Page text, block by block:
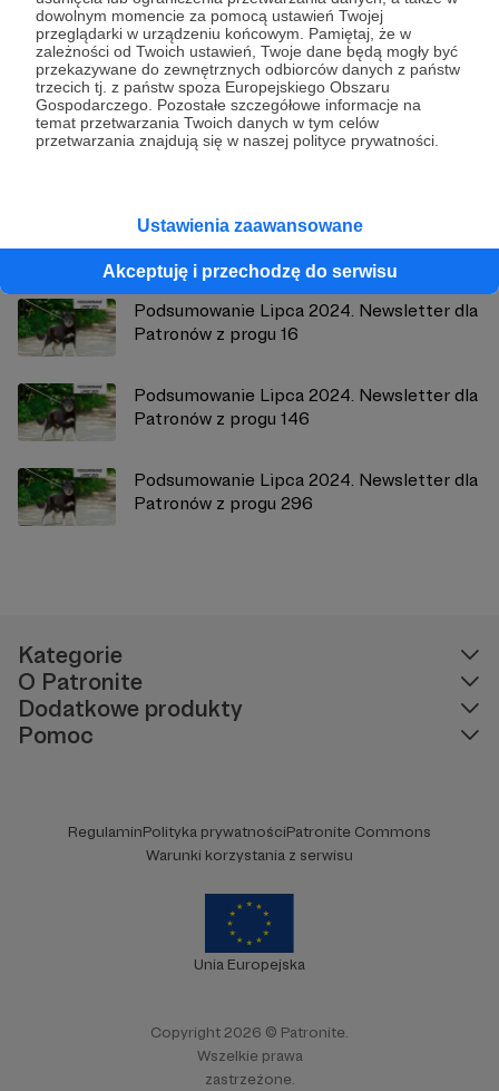
dowolnym momencie za pomocą ustawień Twojej
przeglądarki w urządzeniu końcowym. Pamiętaj, że w
zależności od Twoich ustawień, Twoje dane będą mogły być
przekazywane do zewnętrznych odbiorców danych z państw
trzecich tj. z państw spoza Europejskiego Obszaru
Gospodarczego. Pozostałe szczegółowe informacje na
temat przetwarzania Twoich danych w tym celów
przetwarzania znajdują się w naszej polityce prywatności.
Ustawienia zaawansowane
Akceptuję i przechodzę do serwisu
Przytulisko Głowno
Zobacz profil autora
Zobacz również
Podsumowanie Lipca 2024. Newsletter dla
Patronów z progu 16
Podsumowanie Lipca 2024. Newsletter dla
Patronów z progu 146
Podsumowanie Lipca 2024. Newsletter dla
Patronów z progu 296
Kategorie
O Patronite
Dodatkowe produkty
Pomoc
RegulaminPolityka prywatnościPatronite Commons
Warunki korzystania z serwisu
Unia Europejska
Copyright 2026 © Patronite.
Wszelkie prawa
zastrzeżone.